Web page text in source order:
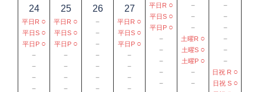
24
平日R ○
平日S ○
平日P ○
－
－
－
－
25
平日R ○
平日S ○
平日P ○
－
－
－
－
26
－
－
－
－
－
－
－
27
平日R ○
平日S ○
平日P ○
－
－
－
－
平日R ○
平日S ○
平日P ○
－
－
－
－
－
－
－
－
土曜R ○
土曜S ○
土曜P ○
－
－
－
－
－
－
－
－
日祝 R ○
日祝 S ○